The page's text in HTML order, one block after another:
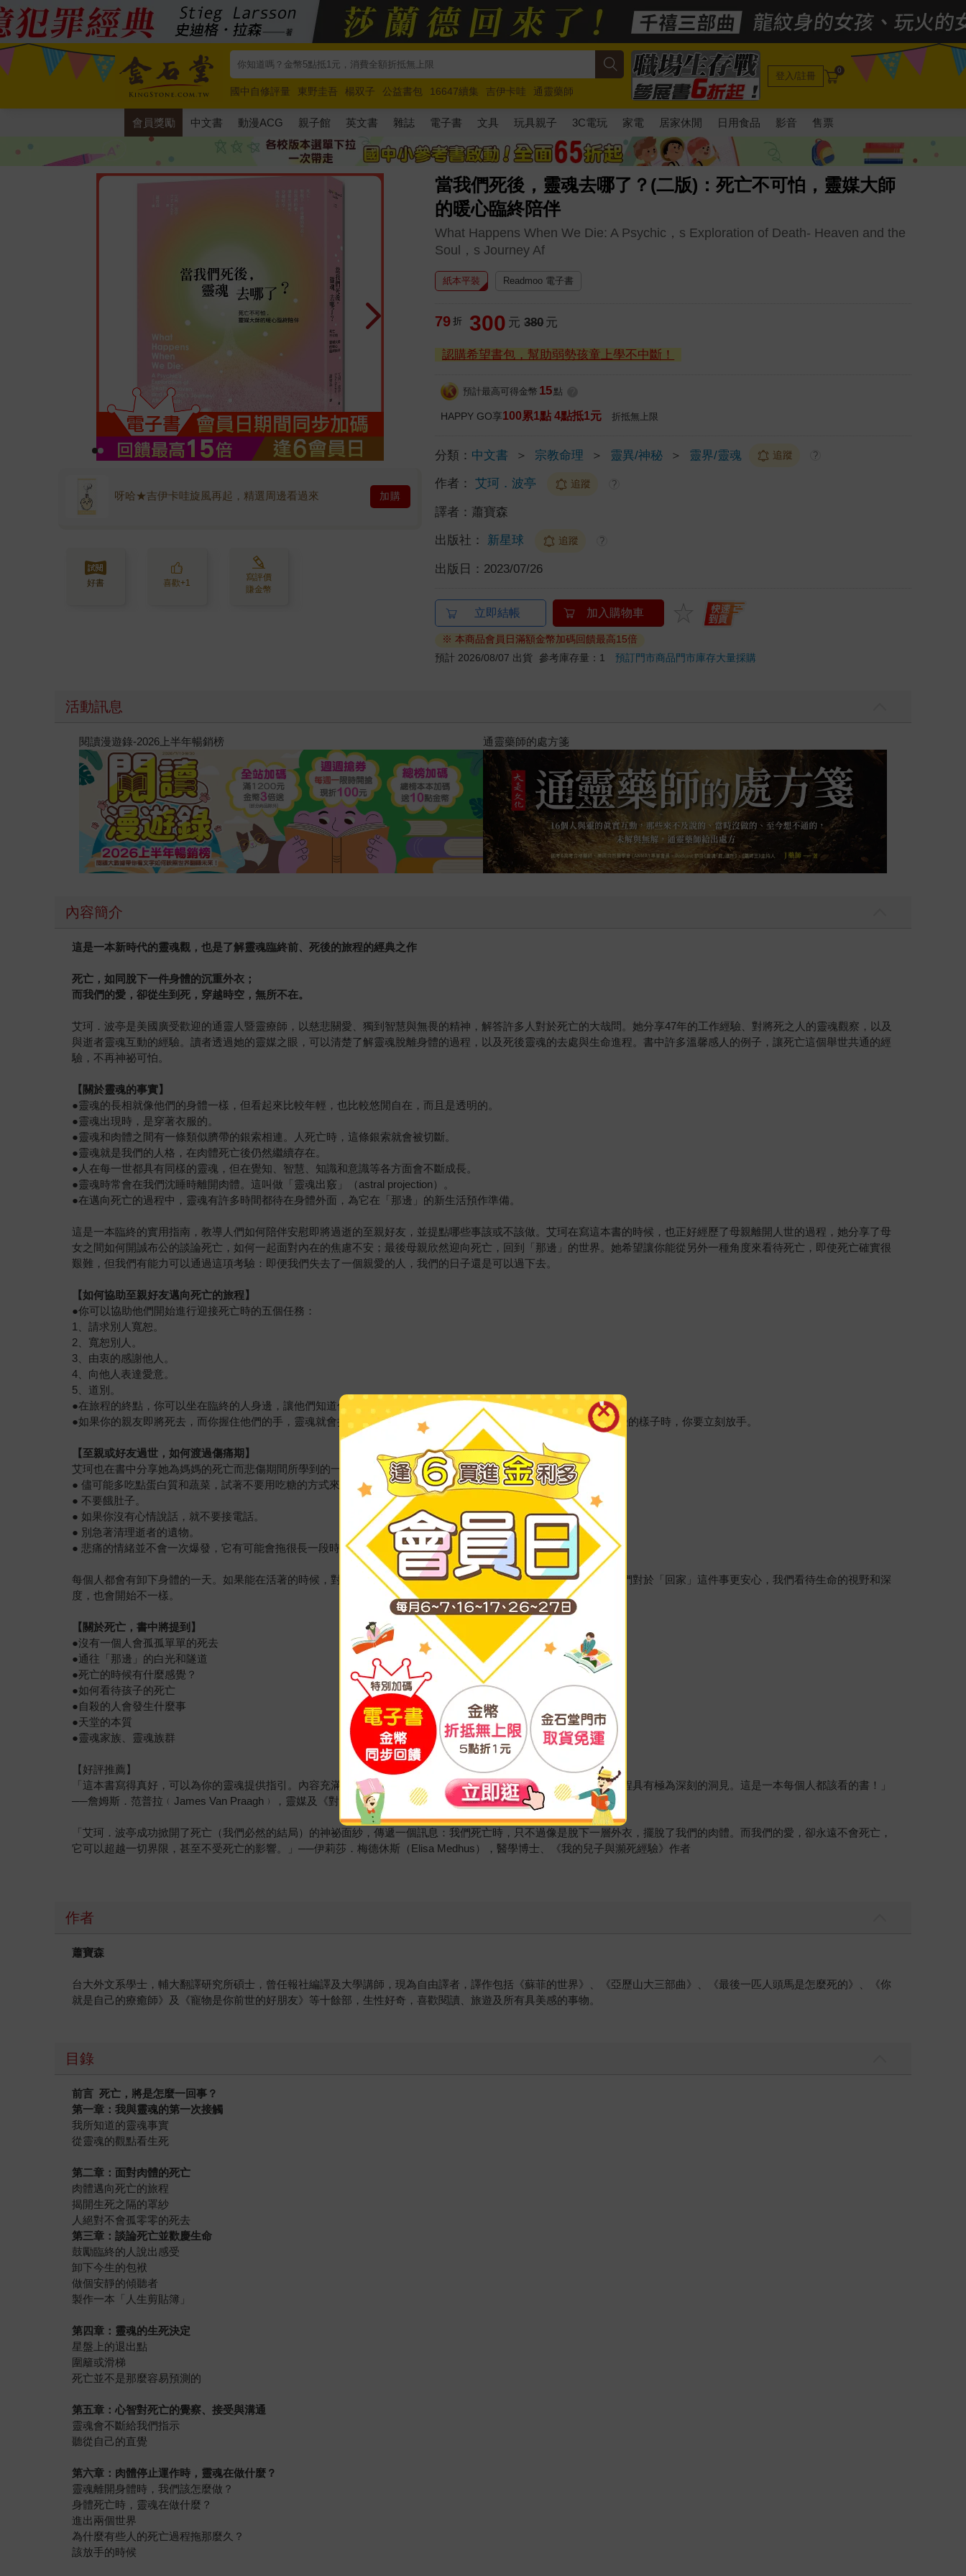
國中自修評量 東野圭吾 楊双子 公益書包 16647續集 吉伊卡哇
通靈藥師
唯紅花綻放
奧德賽 路邊攤新作 馬斯克 玩具總動員5 超慢跑
登入/註冊 0
會員獎勵 中文書 動漫ACG 親子館 英文書 雜誌 電子書 文具 玩具親子 3C電玩 家電 居家休閒 日用食品 影音 售票
當我們死後，靈魂去哪了？(二版)：死亡不可怕，靈媒大師
的暖心臨終陪伴
What Happens When We Die: A Psychic，s Exploration of Death- Heaven and the
Soul，s Journey Af
呀哈★吉伊卡哇旋風再起，精選周邊看過來 加購
好書 喜歡+1
寫評價
賺金幣
紙本平裝 Readmoo 電子書
79 折 300 元 380 元
認購希望書包，幫助弱勢孩童上學不中斷！
預計最高可得金幣 15 點
HAPPY GO享100累1點 4點抵1元 折抵無上限
分類： 中文書 ＞ 宗教命理 ＞ 靈異/神秘 ＞ 靈界/靈魂 追蹤 ?
作者： 艾珂．波亭 追蹤 ?
譯者： 蕭寶森
出版社： 新星球 追蹤 ?
出版日： 2023/07/26
立即結帳 加入購物車
※ 本商品會員日滿額金幣加碼回饋最高15倍
預計 2026/08/07 出貨 參考庫存量：1預訂門市商品門市庫存大量採購
活動訊息
閱讀漫遊錄-2026上半年暢銷榜 通靈藥師的處方箋
內容簡介
這是一本新時代的靈魂觀，也是了解靈魂臨終前、死後的旅程的經典之作
死亡，如同脫下一件身體的沉重外衣；
而我們的愛，卻從生到死，穿越時空，無所不在。
艾珂．波亭是美國廣受歡迎的通靈人暨靈療師，以慈悲關愛、獨到智慧與無畏的精神，解答許多人對於死亡的大哉問。她分享47年的工作經驗、對將死之人的靈魂觀察，以及
與逝者靈魂互動的經驗。讀者透過她的靈媒之眼，可以清楚了解靈魂脫離身體的過程，以及死後靈魂的去處與生命進程。書中許多溫馨感人的例子，讓死亡這個舉世共通的經
驗，不再神祕可怕。
【關於靈魂的事實】
●靈魂的長相就像他們的身體一樣，但看起來比較年輕，也比較悠閒自在，而且是透明的。
●靈魂出現時，是穿著衣服的。
●靈魂和肉體之間有一條類似臍帶的銀索相連。人死亡時，這條銀索就會被切斷。
●靈魂就是我們的人格，在肉體死亡後仍然繼續存在。
●人在每一世都具有同樣的靈魂，但在覺知、智慧、知識和意識等各方面會不斷成長。
●靈魂時常會在我們沈睡時離開肉體。這叫做「靈魂出竅」（astral projection）。
●在邁向死亡的過程中，靈魂有許多時間都待在身體外面，為它在「那邊」的新生活預作準備。
這是一本臨終的實用指南，教導人們如何陪伴安慰即將過逝的至親好友，並提點哪些事該或不該做。艾珂在寫這本書的時候，也正好經歷了母親離開人世的過程，她分享了母
女之間如何開誠布公的談論死亡，如何一起面對內在的焦慮不安；最後母親欣然迎向死亡，回到「那邊」的世界。她希望讓你能從另外一種角度來看待死亡，即使死亡確實很
艱難，但我們有能力可以通過這項考驗：即便我們失去了一個親愛的人，我們的日子還是可以過下去。
【如何協助至親好友邁向死亡的旅程】
●你可以協助他們開始進行迎接死亡時的五個任務：
1、請求別人寬恕。
2、寬恕別人。
3、由衷的感謝他人。
4、向他人表達愛意。
5、道別。
●在旅程的終點，你可以坐在臨終的人身邊，讓他們知道你在那兒，以便他們能夠安心。
●如果你的親友即將死去，而你握住他們的手，靈魂就會把心思放在肉體上，使它更不容易離開。當他們出現任何難受的樣子時，你要立刻放手。
【至親或好友過世，如何渡過傷痛期】
艾珂也在書中分享她為媽媽的死亡而悲傷期間所學到的一些事情：
● 儘可能多吃點蛋白質和蔬菜，試著不要用吃糖的方式來消除你的悲傷。
● 不要餓肚子。
● 如果你沒有心情說話，就不要接電話。
● 別急著清理逝者的遺物。
● 悲痛的情緒並不會一次爆發，它有可能會拖很長一段時間。
每個人都會有卸下身體的一天。如果能在活著的時候，對我們的靈魂多一些了解，知道靈魂死後會發生的事，會讓我們對於「回家」這件事更安心，我們看待生命的視野和深
度，也會開始不一樣。
【關於死亡，書中將提到】
●沒有一個人會孤孤單單的死去
●通往「那邊」的白光和隧道
●死亡的時候有什麼感覺？
●如何看待孩子的死亡
●自殺的人會發生什麼事
●天堂的本質
●靈魂家族、靈魂族群
【好評推薦】
「這本書寫得真好，可以為你的靈魂提供指引。內容充滿智慧，使你對死亡不再擔憂害怕。作者對靈魂穿越生死的旅程具有極為深刻的洞見。這是一本每個人都該看的書！」
──詹姆斯．范普拉﹙James Van Praagh﹚，靈媒及《對天堂說話》作者
「艾珂．波亭成功掀開了死亡（我們必然的結局）的神祕面紗，傳遞一個訊息：我們死亡時，只不過像是脫下一層外衣，擺脫了我們的肉體。而我們的愛，卻永遠不會死亡，
它可以超越一切界限，甚至不受死亡的影響。」──伊莉莎．梅德休斯（Elisa Medhus），醫學博士、《我的兒子與瀕死經驗》作者
作者
蕭寶森
台大外文系學士，輔大翻譯研究所碩士，曾任報社編譯及大學講師，現為自由譯者，譯作包括《蘇菲的世界》、《亞歷山大三部曲》、《最後一匹人頭馬是怎麼死的》、《你
就是自己的療癒師》及《寵物是你前世的好朋友》等十餘部，生性好奇，喜歡閱讀、旅遊及所有具美感的事物。
目錄
前言 死亡，將是怎麼一回事？
第一章：我與靈魂的第一次接觸
我所知道的靈魂事實
從靈魂的觀點看生死
第二章：面對肉體的死亡
肉體邁向死亡的旅程
揭開生死之隔的罩紗
人絕對不會孤零零的死去
第三章：談論死亡並歡慶生命
鼓勵臨終的人說出感受
卸下今生的包袱
做個安靜的傾聽者
製作一本「人生剪貼簿」
第四章：靈魂的生死決定
星盤上的退出點
圍籬或滑梯
死亡並不是那麼容易預測的
第五章：心智對死亡的覺察、接受與溝通
靈魂會不斷給我們指示
聽從自己的直覺
第六章：肉體停止運作時，靈魂在做什麼？
靈魂離開身體時，我們該怎麼做？
身體死亡時，靈魂在做什麼？
進出兩個世界
為什麼有些人的死亡過程拖那麼久？
該放手的時候